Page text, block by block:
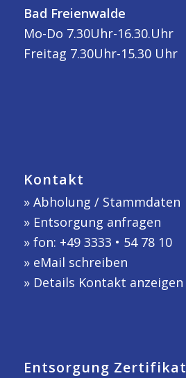
Bad Freienwalde
Mo-Do 7.30Uhr-16.30.Uhr
Freitag 7.30Uhr-15.30 Uhr
Kontakt
» Abholung / Stammdaten
» Entsorgung anfragen
» fon: +49 3333 • 54 78 10
» eMail schreiben
» Details Kontakt anzeigen
Entsorgung Zertifikat